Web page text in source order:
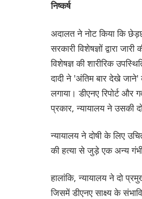
निष्कर्ष
अदालत ने नोट किया कि
सरकारी विशेषज्ञों द्वारा
विशेषज्ञ की शारीरिक
दादी ने 'अंतिम बार देखे
लगाया। डीएनए रिपोर्ट
प्रकार, न्यायालय ने उसकी
न्यायालय ने दोषी के लिए
की हत्या से जुड़े एक अन्य
हालांकि, न्यायालय ने दो
जिसमें डीएनए साक्ष्य के